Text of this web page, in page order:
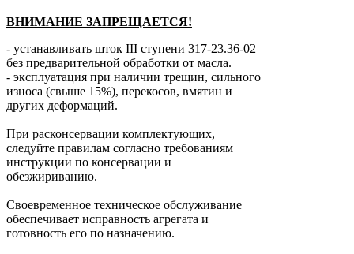
ВНИМАНИЕ ЗАПРЕЩАЕТСЯ!
- устанавливать шток ІІІ ступени 317-23.36-02
без предварительной обработки от масла.
- эксплуатация при наличии трещин, сильного
износа (свыше 15%), перекосов, вмятин и
других деформаций.
При расконсервации комплектующих,
следуйте правилам согласно требованиям
инструкции по консервации и
обезжириванию.
Своевременное техническое обслуживание
обеспечивает исправность агрегата и
готовность его по назначению.